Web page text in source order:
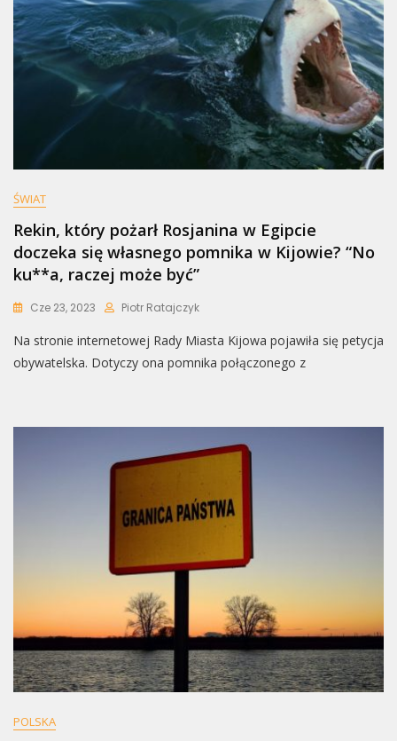
ŚWIAT
Rekin, który pożarł Rosjanina w Egipcie
doczeka się własnego pomnika w Kijowie? “No
ku**a, raczej może być”
Cze 23, 2023 Piotr Ratajczyk
Na stronie internetowej Rady Miasta Kijowa pojawiła się petycja
obywatelska. Dotyczy ona pomnika połączonego z
POLSKA